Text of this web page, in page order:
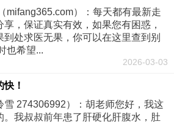
mifang365.com）：每天都有最新走
，保证真实有效，如果您有困惑，
处求医无果，你可以在这里查到别
也希望...
2026-03-03
！
雪 274306992）：胡老师您好，我这
。我叔叔前年患了肝硬化肝腹水，肚